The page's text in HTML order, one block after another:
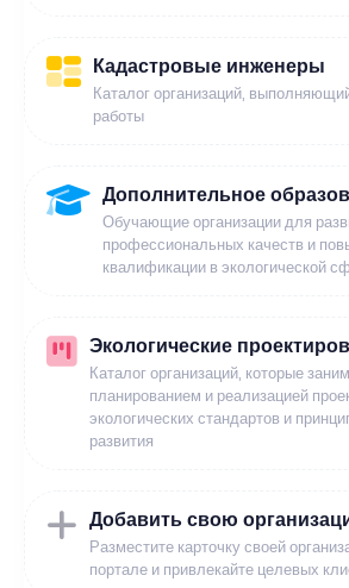
Кадастровые инженеры
Каталог организаций,
работы
Дополнительное
Обучающие организации для
профессиональных качеств и
квалификации в экологической
Экологические
Каталог организаций, которые
планированием и реализацией
экологических стандартов и
развития
Добавить свою
Разместите карточку своей
портале и привлекайте целевых